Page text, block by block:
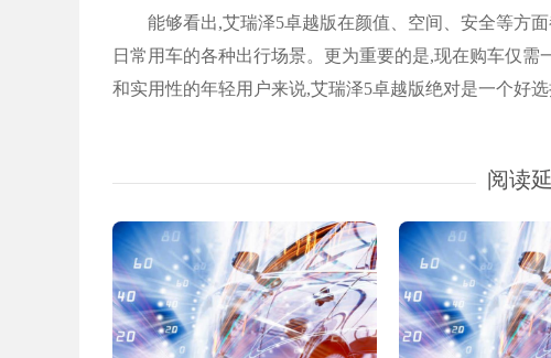
能够看出,艾瑞泽5卓越版在颜值、空间、安全等方面
日常用车的各种出行场景。更为重要的是,现在购车仅
和实用性的年轻用户来说,艾瑞泽5卓越版绝对是一个好选
阅读